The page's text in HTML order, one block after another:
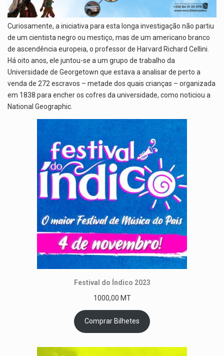
Curiosamente, a iniciativa para esta longa investigação não partiu
de um cientista negro ou mestiço, mas de um americano branco
de ascendência europeia, o professor de Harvard Richard Cellini.
Há oito anos, ele juntou-se a um grupo de trabalho da
Universidade de Georgetown que estava a analisar de perto a
venda de 272 escravos – metade dos quais crianças – organizada
em 1838 para encher os cofres da universidade, como noticiou a
National Geographic.
Festival do Índico 2023
1000,00 MT
Comprar Bilhetes